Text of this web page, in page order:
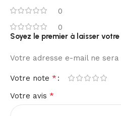
0
0
Soyez le premier à laisser votre
Votre adresse e-mail ne
Votre note *
Votre avis *